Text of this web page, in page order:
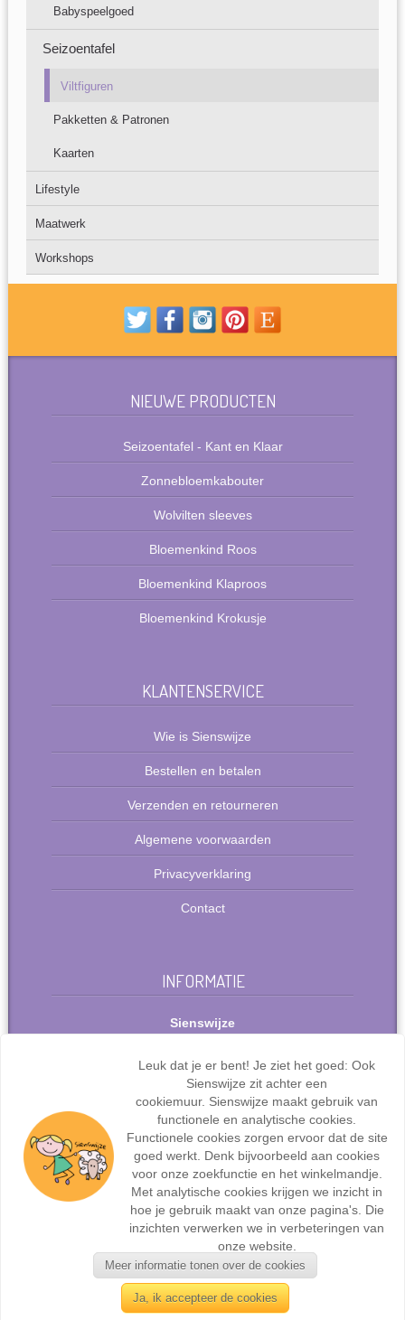
Babyspeelgoed
Seizoentafel
Viltfiguren
Pakketten & Patronen
Kaarten
Lifestyle
Maatwerk
Workshops
NIEUWE PRODUCTEN
Seizoentafel - Kant en Klaar
Zonnebloemkabouter
Wolvilten sleeves
Bloemenkind Roos
Bloemenkind Klaproos
Bloemenkind Krokusje
KLANTENSERVICE
Wie is Sienswijze
Bestellen en betalen
Verzenden en retourneren
Algemene voorwaarden
Privacyverklaring
Contact
INFORMATIE
Sienswijze
2711 PP Zoetermeer
Nederland
Tel: +31(0)627072095
info@sienswijze.nl
KvK-nr.: 67667317
Webdesign en ontwikkeling doorSienswijze ICT
Sienswijze | Alle rechten voorbehouden.
Leuk dat je er bent! Je ziet het goed: Ook
Sienswijze zit achter een
cookiemuur. Sienswijze maakt gebruik van
functionele en analytische cookies.
Functionele cookies zorgen ervoor dat de site
goed werkt. Denk bijvoorbeeld aan cookies
voor onze zoekfunctie en het winkelmandje.
Met analytische cookies krijgen we inzicht in
hoe je gebruik maakt van onze pagina's. Die
inzichten verwerken we in verbeteringen van
onze website.
Meer informatie tonen over de cookies
Ja, ik accepteer de cookies